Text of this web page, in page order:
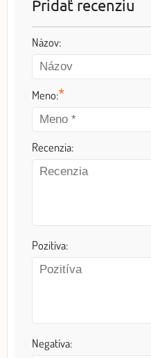
Pridať recenziu
Názov:
Meno:*
Recenzia:
Pozitíva:
Negatíva: